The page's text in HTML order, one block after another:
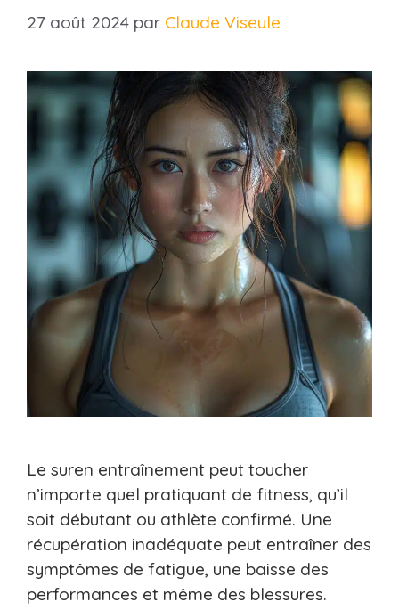
27 août 2024 par Claude Viseule
Le suren entraînement peut toucher
n’importe quel pratiquant de fitness, qu’il
soit débutant ou athlète confirmé. Une
récupération inadéquate peut entraîner des
symptômes de fatigue, une baisse des
performances et même des blessures.